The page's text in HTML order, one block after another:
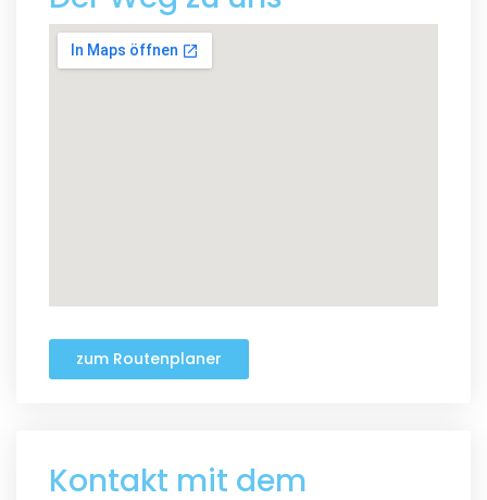
zum Routenplaner
Kontakt mit dem